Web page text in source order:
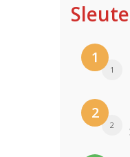
1
1
2
2